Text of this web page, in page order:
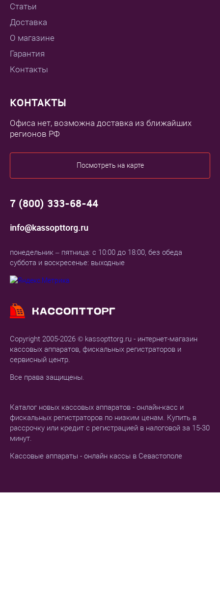
Статьи
Доставка
О магазине
Гарантия
Контакты
Copyright 2005-2026 © kassopttorg.ru - интернет-магазин
кассовых аппаратов, фискальных регистраторов и
сервисный центр.
Все права защищены.
Каталог новых кассовых аппаратов - онлайн-касс и
фискальных регистраторов по низким ценам. Купить в
рассрочку или кредит с регистрацией в налоговой за 15-30
минут.
Кассовые аппараты - онлайн кассы в Севастополе
КОНТАКТЫ
Офиса нет, возможна доставка из ближайших
регионов РФ
Посмотреть на карте
7 (800) 333-68-44
info@kassopttorg.ru
понедельник – пятница: с 10:00 до 18:00, без обеда
суббота и воскресенье: выходные